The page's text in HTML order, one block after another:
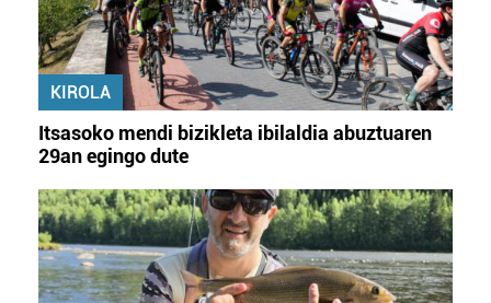
KIROLA
Itsasoko mendi bizikleta ibilaldia abuztuaren
29an egingo dute